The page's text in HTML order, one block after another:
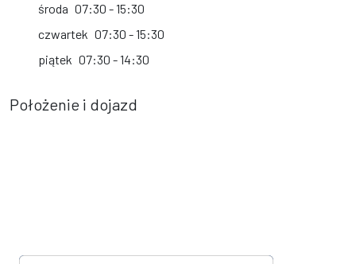
środa 07:30 - 15:30
czwartek 07:30 - 15:30
piątek 07:30 - 14:30
Położenie i dojazd